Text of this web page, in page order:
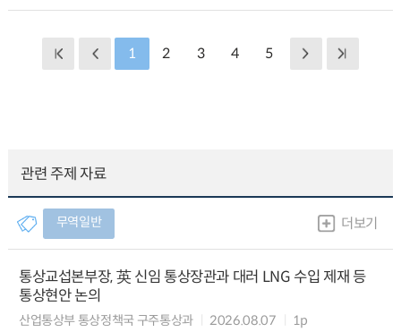
1 2 3 4 5
관련 주제 자료
무역일반 더보기
통상교섭본부장, 英 신임 통상장관과 대러 LNG 수입 제재 등
통상현안 논의
산업통상부 통상정책국 구주통상과 2026.08.07 1p